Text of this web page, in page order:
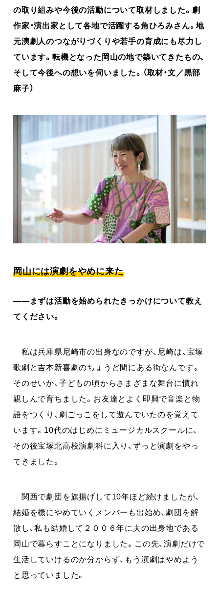
の取り組みや今後の活動について取材しました。劇
作家・演出家として各地で活躍する角ひろみさん。地
元演劇人のつながりづくりや若手の育成にも尽力し
ています。転機となった岡山の地で築いてきたもの、
そして今後への想いを伺いました。（取材・文／黒部
麻子）
岡山には演劇をやめに来た
――まずは活動を始められたきっかけについて教え
てください。
私は兵庫県尼崎市の出身なのですが、尼崎は、宝塚
歌劇と吉本新喜劇のちょうど間にある街なんです。
そのせいか、子どもの頃からさまざまな舞台に慣れ
親しんで育ちました。お友達とよく即興で音楽と物
語をつくり、劇ごっこをして遊んでいたのを覚えて
います。10代のはじめにミュージカルスクールに、
その後宝塚北高校演劇科に入り、ずっと演劇をやっ
てきました。
関西で劇団を旗揚げして10年ほど続けましたが、
結婚を機にやめていくメンバーも出始め、劇団を解
散し、私も結婚して２００６年に夫の出身地である
岡山で暮らすことになりました。この先、演劇だけで
生活していけるのか分からず、もう演劇はやめよう
と思っていました。